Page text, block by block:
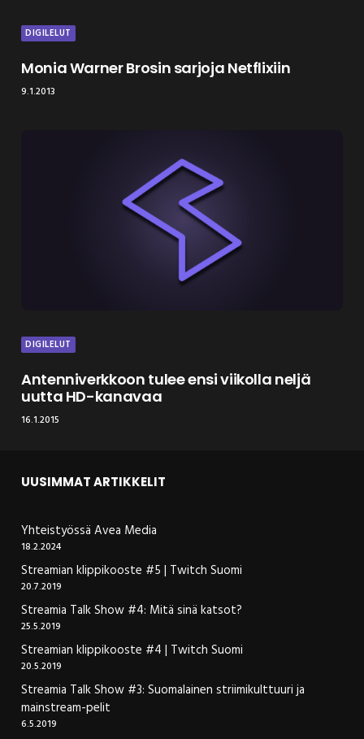
DIGILELUT
Monia Warner Brosin sarjoja Netflixiin
9.1.2013
DIGILELUT
Antenniverkkoon tulee ensi viikolla neljä
uutta HD-kanavaa
16.1.2015
UUSIMMAT ARTIKKELIT
Yhteistyössä Avea Media
18.2.2024
Streamian klippikooste #5 | Twitch Suomi
20.7.2019
Streamia Talk Show #4: Mitä sinä katsot?
25.5.2019
Streamian klippikooste #4 | Twitch Suomi
20.5.2019
Streamia Talk Show #3: Suomalainen striimikulttuuri ja
mainstream-pelit
6.5.2019